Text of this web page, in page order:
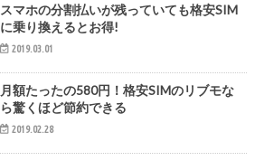
スマホの分割払いが残っていても格安SIM
に乗り換えるとお得!
2019.03.01
月額たったの580円！格安SIMのリブモな
ら驚くほど節約できる
2019.02.28